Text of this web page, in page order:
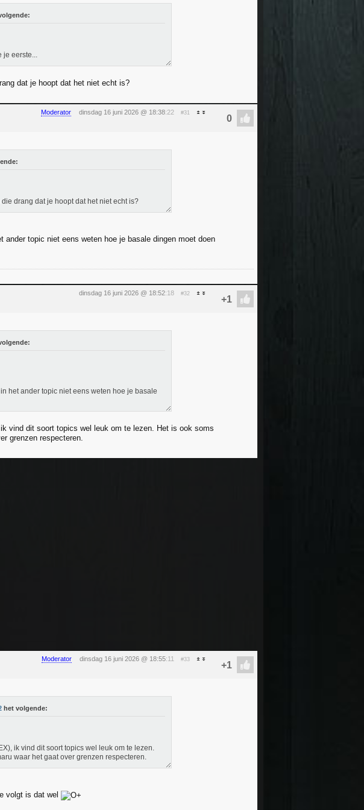
je eerste...
dat je hoopt dat het niet echt is?
Moderator dinsdag 16 juni 2026 @ 18:38:22 #31
drang dat je hoopt dat het niet echt is?
topic niet eens weten hoe je basale dingen moet doen
dinsdag 16 juni 2026 @ 18:52:18 #32
het ander topic niet eens weten hoe je basale
vind dit soort topics wel leuk om te lezen. Het is ook soms
grenzen respecteren.
Moderator dinsdag 16 juni 2026 @ 18:55:11 #33
het volgende:
ik vind dit soort topics wel leuk om te lezen.
waar het gaat over grenzen respecteren.
volgt is dat wel